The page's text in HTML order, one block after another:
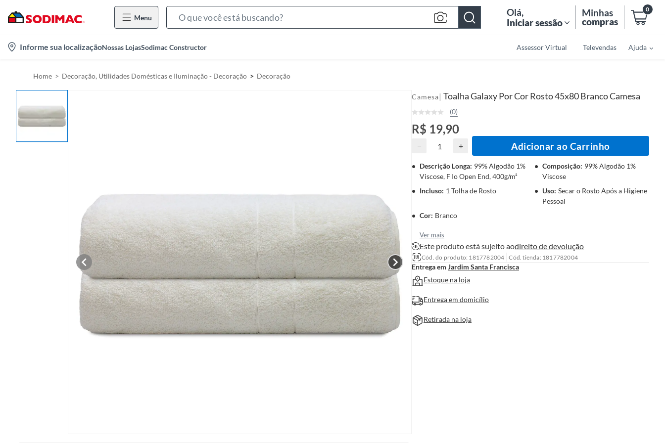
Menu Olá,
Iniciar sessão
Minhas
compras
0
Informe sua localizaçãoNossas LojasSodimac Constructor Assessor Virtual Televendas Ajuda
Home Decoração, Utilidades Domésticas e Iluminação - Decoração Decoração
Camesa| Toalha Galaxy Por Cor Rosto 45x80 Branco Camesa
(0)
R$ 19,90
− + Adicionar ao Carrinho
Descrição Longa: 99% Algodão 1%
Viscose, F Io Open End, 400g/m²
Composição: 99% Algodão 1%
Viscose
Incluso: 1 Tolha de Rosto Uso: Secar o Rosto Após a Higiene
Pessoal
Cor: Branco
Ver mais
Este produto está sujeito aodireito de devolução
Cód. do produto: 1817782004 Cód. tienda: 1817782004
Entrega em Jardim Santa Francisca
Estoque na loja
Entrega em domicílio
Retirada na loja